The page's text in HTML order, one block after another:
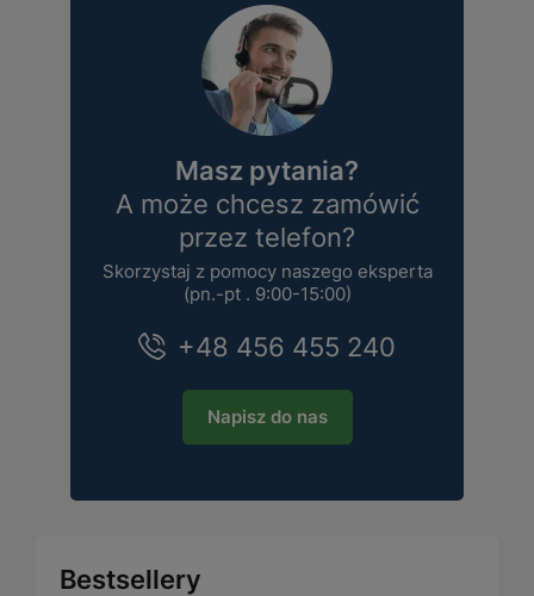
Masz pytania?
A może chcesz zamówić
przez telefon?
Skorzystaj z pomocy naszego eksperta
(pn.-pt . 9:00-15:00)
+48 456 455 240
Napisz do nas
Bestsellery